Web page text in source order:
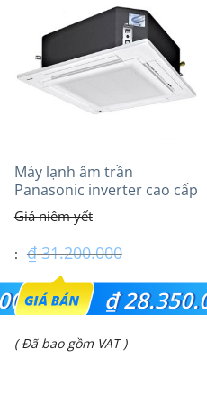
₫ 10.550.000.
Máy lạnh âm trần
Panasonic inverter cao cấp
(2.5Hp) S-1821PU3HA/U-
21PRH1H5
₫31.200.000
Giá
gốc
là:
₫
Giá
( Đã bao gồm VAT )